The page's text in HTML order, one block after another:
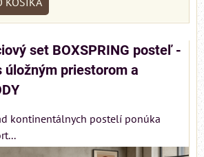
set BOXSPRING posteľ -
úložným priestorom a
kontinentálnych postelí ponúka